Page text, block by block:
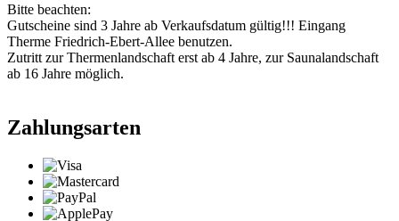
Bitte beachten:
Gutscheine sind 3 Jahre ab Verkaufsdatum gültig!!! Eingang
Therme Friedrich-Ebert-Allee benutzen.
Zutritt zur Thermenlandschaft erst ab 4 Jahre, zur Saunalandschaft
ab 16 Jahre möglich.
Zahlungsarten